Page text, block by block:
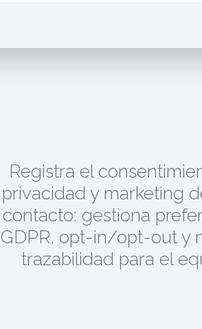
Registra el
privacidad y marketing
contacto: gestiona
GDPR, opt-in/opt-out y
trazabilidad para el